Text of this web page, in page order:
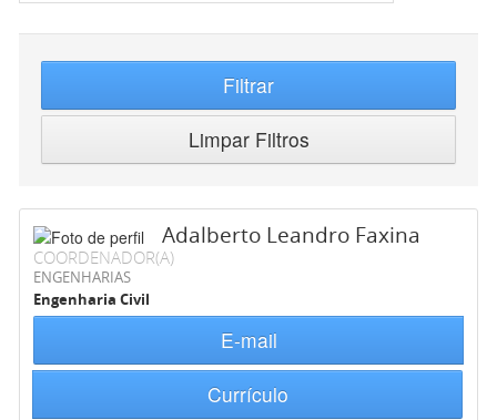
Filtrar
Limpar Filtros
Adalberto Leandro Faxina
COORDENADOR(A)
ENGENHARIAS
Engenharia Civil
E-mail
Currículo